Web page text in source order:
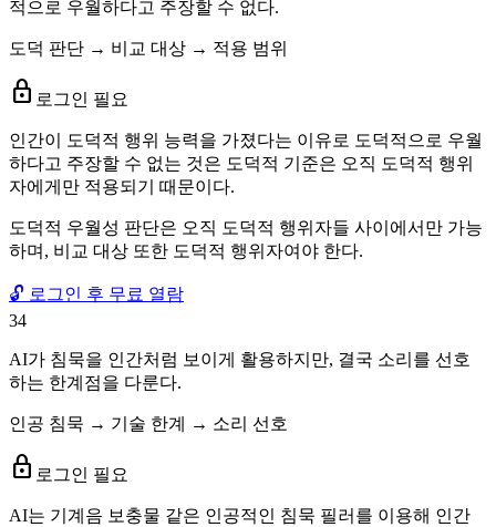
적으로 우월하다고 주장할 수 없다.
도덕 판단 → 비교 대상 → 적용 범위
lock 로그인 필요
인간이 도덕적 행위 능력을 가졌다는 이유로 도덕적으로 우월
하다고 주장할 수 없는 것은 도덕적 기준은 오직 도덕적 행위
자에게만 적용되기 때문이다.
도덕적 우월성 판단은 오직 도덕적 행위자들 사이에서만 가능
하며, 비교 대상 또한 도덕적 행위자여야 한다.
🔓 로그인 후 무료 열람
34
AI가 침묵을 인간처럼 보이게 활용하지만, 결국 소리를 선호
하는 한계점을 다룬다.
인공 침묵 → 기술 한계 → 소리 선호
lock 로그인 필요
AI는 기계음 보충물 같은 인공적인 침묵 필러를 이용해 인간